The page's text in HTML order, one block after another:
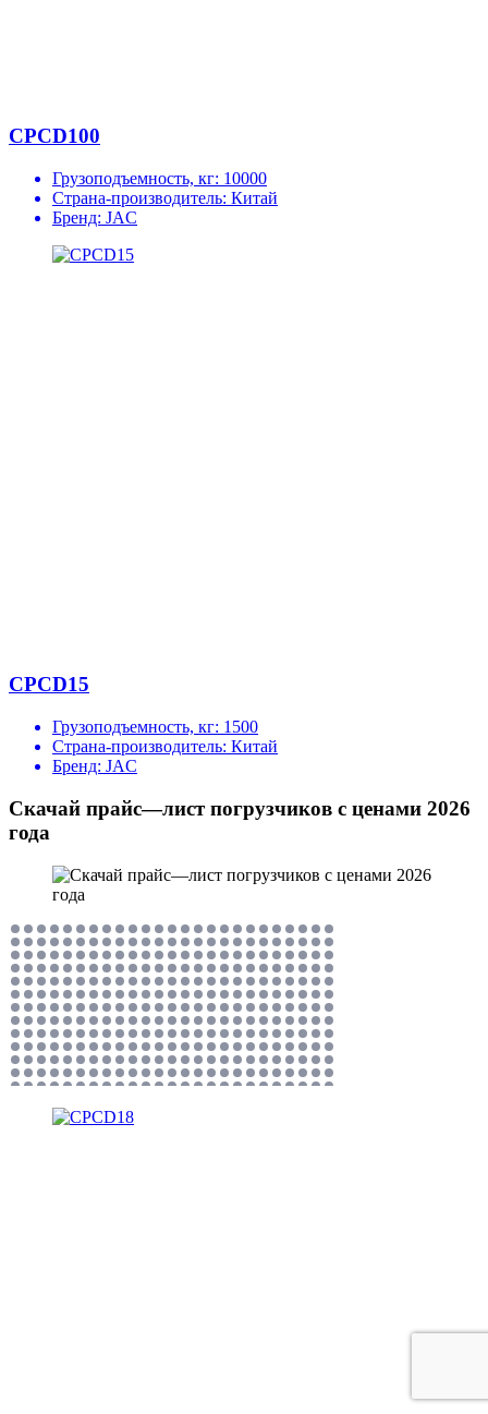
CPCD100
Грузоподъемность, кг: 10000
Страна-производитель: Китай
Бренд: JAC
CPCD15
Грузоподъемность, кг: 1500
Страна-производитель: Китай
Бренд: JAC
Скачай прайс—лист погрузчиков с ценами 2026
года